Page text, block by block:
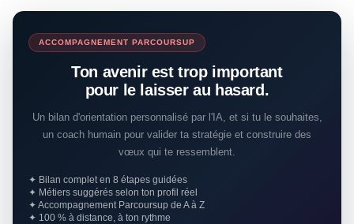
ACCOMPAGNEMENT PARCOURSUP
Ton avenir est trop important
pour le laisser au hasard.
Un bilan d'orientation personnalisé par l'IA, et si tu le souhaites,
un coach humain pour valider ta stratégie et construire des
vœux qui te ressemblent.
✦ Bilan complet en 8 étapes guidées
✦ Métiers suggérés selon ton profil réel
✦ Accompagnement Parcoursup de A à Z
✦ 100 % à distance, à ton rythme